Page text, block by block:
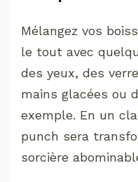
Mélangez vos
le tout avec
des yeux, des
mains glacées ou
exemple. En un
punch sera
sorcière